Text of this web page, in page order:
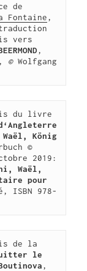
de
Fontaine,
vers
,
© Wolfgang
du livre
Waël,
König
©
2019:
Waël,
pour
ISBN 978-
de la
le
,